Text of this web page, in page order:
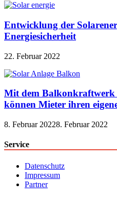
Entwicklung der
Energiesicherheit
22. Februar 2022
Mit dem Balkonkraftwerk
können Mieter ihren
8. Februar 20228. Februar 2022
Service
Datenschutz
Impressum
Partner